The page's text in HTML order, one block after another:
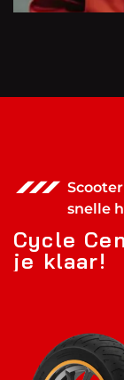
snelle
Cycle Cen
je klaar!